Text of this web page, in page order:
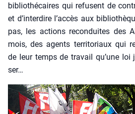
biblio­thé­caires qui refusent de
et d’interdire l’accès aux
pas, les actions recon­duites des
mois, des agents ter­ri­to­riaux qui
de leur temps de tra­vail qu’une
ser…